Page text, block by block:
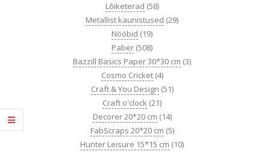
Lõiketerad (58)
Metallist kaunistused (29)
Nööbid (19)
Paber (508)
Bazzill Basics Paper 30*30 cm (3)
Cosmo Cricket (4)
Craft & You Design (51)
Craft o'clock (21)
Decorer 20*20 cm (14)
FabScraps 20*20 cm (5)
Hunter Leisure 15*15 cm (10)